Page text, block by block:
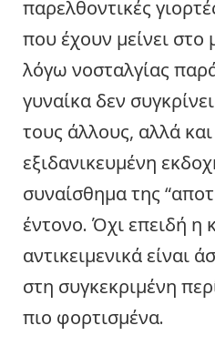
παρελθοντικές
που έχουν μείνει
λόγω νοσταλγίας
γυναίκα δεν
τους άλλους, αλλά
εξιδανικευμένη
συναίσθημα της
έντονο. Όχι επειδή η
αντικειμενικά είναι
στη συγκεκριμένη
πιο φορτισμένα.